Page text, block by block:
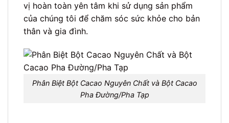
vị hoàn toàn yên tâm khi sử dụng sản phẩm
của chúng tôi để chăm sóc sức khỏe cho bản
thân và gia đình.
Phân Biệt Bột Cacao Nguyên Chất và Bột Cacao
Pha Đường/Pha Tạp